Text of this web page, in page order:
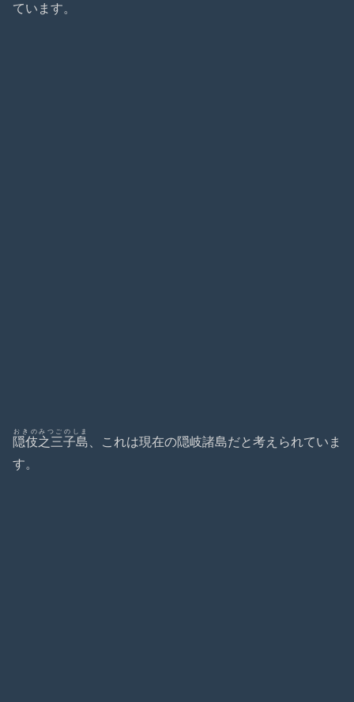
ています。
隠伎之三子島
おきのみつごのしま
、これは現在の隠岐諸島だと考えられていま
す。